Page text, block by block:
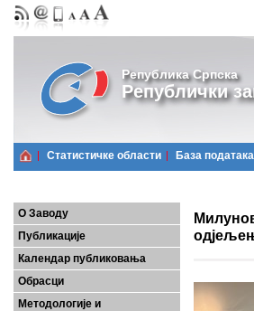
Република Српска
Републички
Статистичке области Базa података
О Заводу
Публикације
Календар публиковања
Обрасци
Методологије и